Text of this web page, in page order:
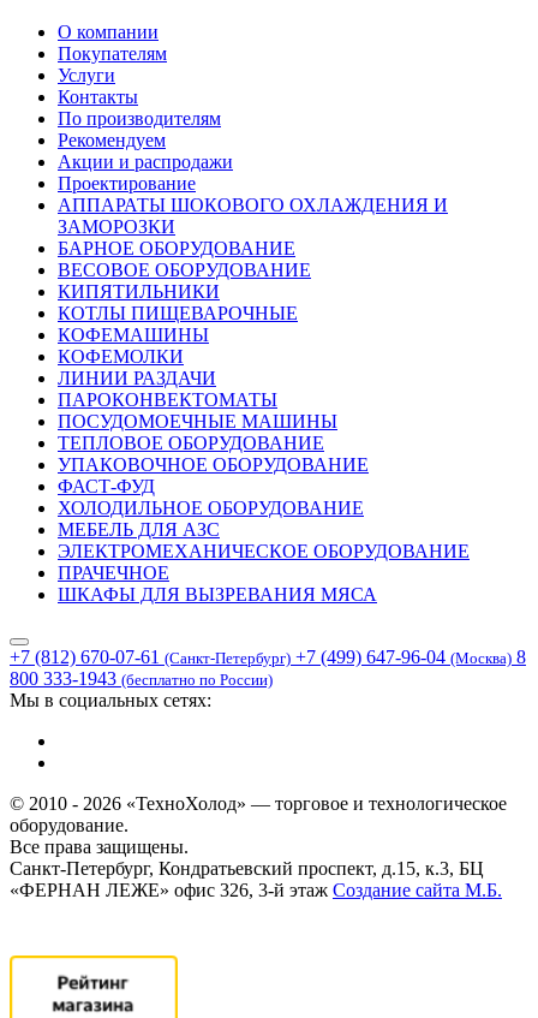
О компании
Покупателям
Услуги
Контакты
По производителям
Рекомендуем
Акции и распродажи
Проектирование
АППАРАТЫ ШОКОВОГО ОХЛАЖДЕНИЯ И
ЗАМОРОЗКИ
БАРНОЕ ОБОРУДОВАНИЕ
ВЕСОВОЕ ОБОРУДОВАНИЕ
КИПЯТИЛЬНИКИ
КОТЛЫ ПИЩЕВАРОЧНЫЕ
КОФЕМАШИНЫ
КОФЕМОЛКИ
ЛИНИИ РАЗДАЧИ
ПАРОКОНВЕКТОМАТЫ
ПОСУДОМОЕЧНЫЕ МАШИНЫ
ТЕПЛОВОЕ ОБОРУДОВАНИЕ
УПАКОВОЧНОЕ ОБОРУДОВАНИЕ
ФАСТ-ФУД
ХОЛОДИЛЬНОЕ ОБОРУДОВАНИЕ
МЕБЕЛЬ ДЛЯ АЗС
ЭЛЕКТРОМЕХАНИЧЕСКОЕ ОБОРУДОВАНИЕ
ПРАЧЕЧНОЕ
ШКАФЫ ДЛЯ ВЫЗРЕВАНИЯ МЯСА
+7 (812) 670-07-61 (Санкт-Петербург) +7 (499) 647-96-04 (Москва) 8
800 333-1943 (бесплатно по России)
Мы в социальных сетях:
© 2010 - 2026 «ТехноХолод» — торговое и технологическое
оборудование.
Все права защищены.
Санкт-Петербург, Кондратьевский проспект, д.15, к.3, БЦ
«ФЕРНАН ЛЕЖЕ» офис 326, 3-й этаж Создание сайта М.Б.